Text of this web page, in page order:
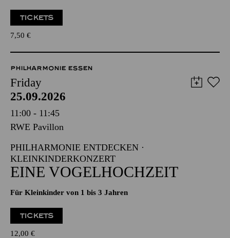
TICKETS
7,50 €
PHILHARMONIE ESSEN
Friday
25.09.2026
11:00 - 11:45
RWE Pavillon
PHILHARMONIE ENTDECKEN ·
KLEINKINDERKONZERT
EINE VOGELHOCHZEIT
Für Kleinkinder von 1 bis 3 Jahren
TICKETS
12,00 €